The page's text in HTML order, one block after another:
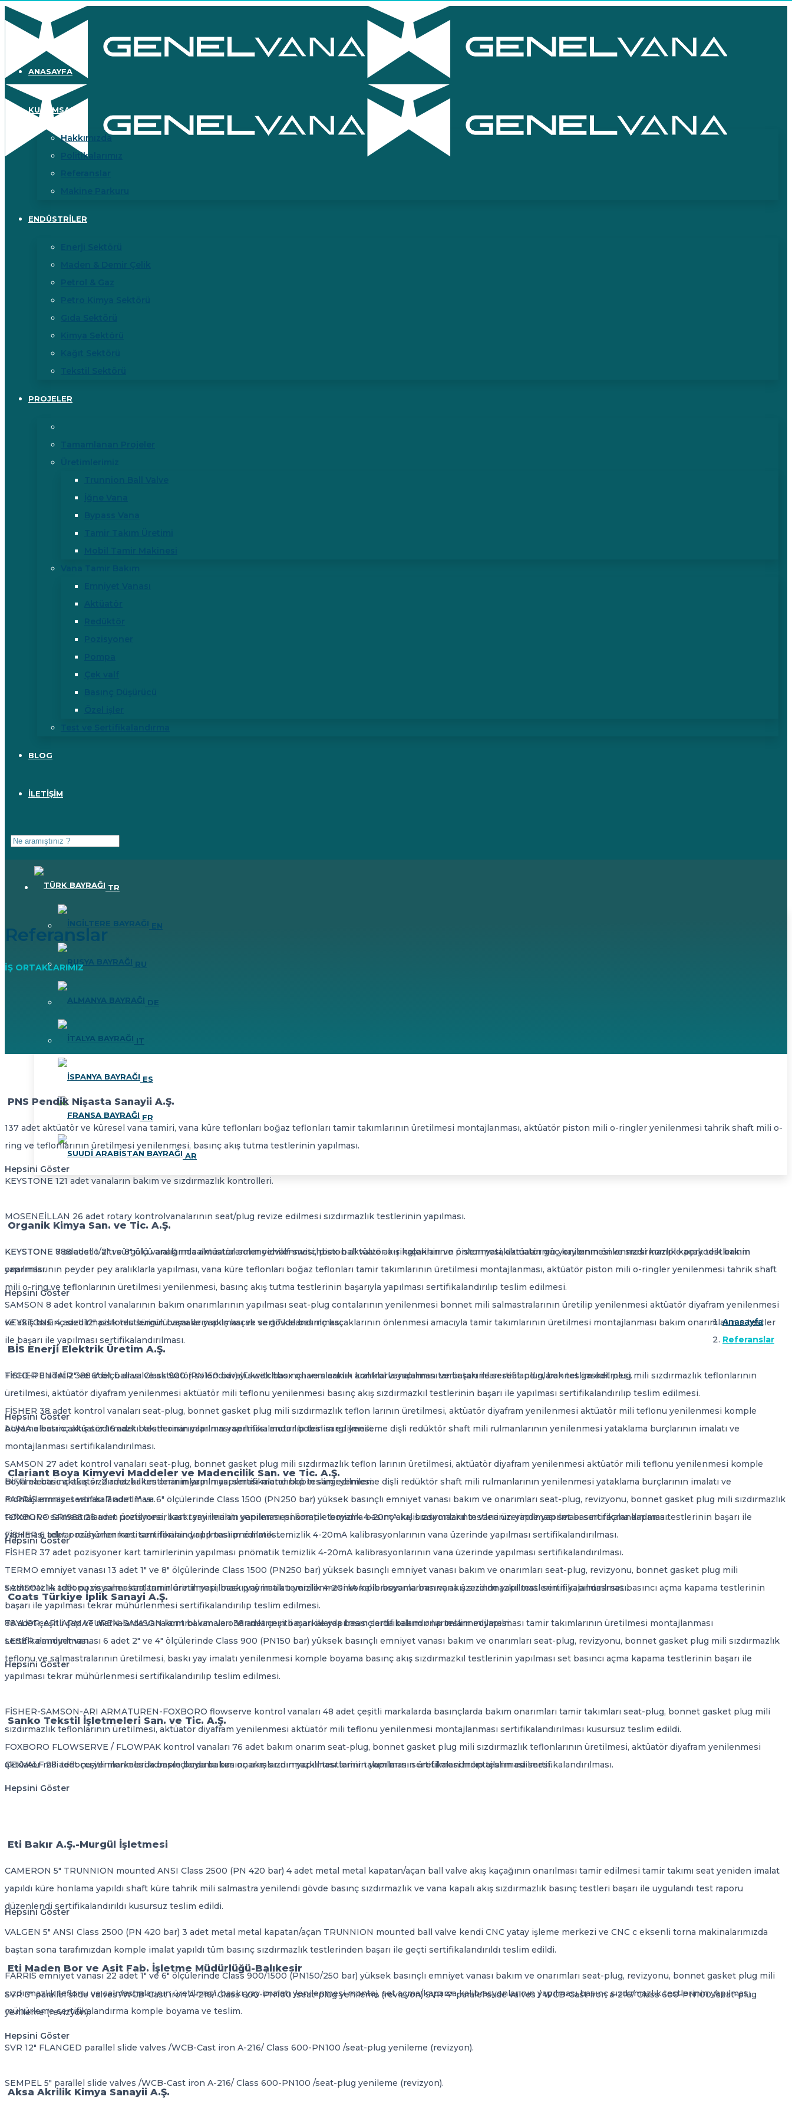
ANASAYFA
KURUMSAL
Hakkımızda
Politikalarımız
ENDÜSTRİLER
PROJELER
BLOG
İLETİŞİM
TR
EN
RU
DE
IT
ES
FR
AR
Referanslar
İŞ ORTAKLARIMIZ
Anasayfa
Referanslar
PNS Pendik Nişasta Sanayii A.Ş.
137 adet aktüatör ve küresel vana tamiri, vana küre teflonları boğaz teflonları tamir takımlarının üretilmesi montajlanması, aktüatör piston mili o-ringler yenilenmesi tahrik shaft mili o-
ring ve teflonlarının üretilmesi yenilenmesi, basınç akış tutma testlerinin yapılması.
KEYSTONE 121 adet vanaların bakım ve sızdırmazlık kontrolleri.
MOSENEİLLAN 26 adet rotary kontrolvanalarının seat/plug revize edilmesi sızdırmazlık testlerinin yapılması.
KEYSTONE 8 adet silo altı sürgülü vanaların salmastralarının yenilenmesi, piston aktüatör o-ringlerinin ve piston yataklamalarının yenilenmesi ve sızdırmazlık kaçak testlerinin
yapılması.
SAMSON 8 adet kontrol vanalarının bakım onarımlarının yapılması seat-plug contalarının yenilenmesi bonnet mili salmastralarının üretilip yenilenmesi aktüatör diyafram yenilenmesi
ve akış basınç sızdırmazlık testlerinin başaı ile yapılması ve sertifikalandırılması.
Hepsini Göster
Organik Kimya San. ve Tic. A.Ş.
KEYSTONE 788 adet 1/2" ve 8" ölçü aralığında aktüatör-solenoidvalf-switchbox-ball valve akış kaçaklarının önlenmesi, aktüatör güç kaybının önlenmesi komple peryodik bakım
onarımlarının peyder pey aralıklarla yapılması, vana küre teflonları boğaz teflonları tamir takımlarının üretilmesi montajlanması, aktüatör piston mili o-ringler yenilenmesi tahrik shaft
mili o-ring ve teflonlarının üretilmesi yenilenmesi, basınç akış tutma testlerinin başarıyla yapılması sertifikalandırılıp teslim edilmesi.
KEYSTONE 4 adet 12" pistonlu sürgülü vanaların akış kaçak ve gövde basınç kaçaklarının önlenmesi amacıyla tamir takımlarının üretilmesi montajlanması bakım onarımlarının testler
ile başarı ile yapılması sertifikalandırılması.
TYCO-PENTAİR 388 adet ball valve aktüatör solenoidvalf switchbox onarımlarının aralıklarla yapılması ve başarı ile sertifilandırılarak teslim edilmesi.
FİSHER 38 adet kontrol vanaları seat-plug, bonnet gasket plug mili sızdırmazlık teflon larının üretilmesi, aktüatör diyafram yenilenmesi aktüatör mili teflonu yenilenmesi komple
boyama basınç akış sızdırmazkıl testlerinin yapılması sertifikalandırılıp teslim edilmesi.
SAMSON 27 adet kontrol vanaları seat-plug, bonnet gasket plug mili sızdırmazlık teflon larının üretilmesi, aktüatör diyafram yenilenmesi aktüatör mili teflonu yenilenmesi komple
boyama basınç akış sızdırmazkıl testlerinin yapılması sertifikalandırılıp teslim edilmesi.
FOXBORO SRI988 28 adet pozisyoner kart tamirlerinin yapılması pnömatik temizlik 4-20mA kalibrasyonlarının vana üzerinde yapılması sertifikalandırılması.
FİSHER 37 adet pozisyoner kart tamirlerinin yapılması pnömatik temizlik 4-20mA kalibrasyonlarının vana üzerinde yapılması sertifikalandırılması.
SAMSON 14 adet pozisyoner kart tamirlerinin yapılması pnömatik temizlik 4-20mA kalibrasyonlarının vana üzerinde yapılması sertifikalandırılması.
88 adet çeşitli çap ve markalarda vanaların bakım ve onarımlarının başarı ile yapılması sertifikalandırılıp teslim edilmesi.
Hepsini Göster
BİS Enerji Elektrik Üretim A.Ş.
FİSHER 8 adet 2" ve 6" ölçü arası Class 900 (PN150 bar) yüksek basınçlı ve sıcaklık kontrol vanalarının tamir takımları seat-plug, bonnet gasket plug mili sızdırmazlık teflonlarının
üretilmesi, aktüatör diyafram yenilenmesi aktüatör mili teflonu yenilenmesi basınç akış sızdırmazkıl testlerinin başarı ile yapılması sertifikalandırılıp teslim edilmesi.
AUMA electric aktüatör 16 adet bakım onarımlarının yapılması motor bobin sargı yenileme dişli redüktör shaft mili rulmanlarının yenilenmesi yataklama burçlarının imalatı ve
montajlanması sertifikalandırılması.
BİFFİ electric aktüatör 2 adet bakım onarımlarının yapılması motor bobin sargı yenileme dişli redüktör shaft mili rulmanlarının yenilenmesi yataklama burçlarının imalatı ve
montajlanması sertifikalandırılması.
FİSHER 6 adet pozisyoner kart tamirlerinin yapılması pnömatik temizlik 4-20mA kalibrasyonlarının vana üzerinde yapılması sertifikalandırılması.
Hepsini Göster
Clariant Boya Kimyevi Maddeler ve Madencilik San. ve Tic. A.Ş.
FARRİS emniyet vanası 7 adet 1" ve 6" ölçülerinde Class 1500 (PN250 bar) yüksek basınçlı emniyet vanası bakım ve onarımları seat-plug, revizyonu, bonnet gasket plug mili sızdırmazlık
teflonu ve salmastralarının üretilmesi, baskı yay imalatı yenilenmesi komple boyama basınç akış sızdırmazkıl testlerinin yapılması set basıncı açma kapama testlerinin başarı ile
yapılması tekrar mühürlenmesi sertifikalandırılıp teslim edilmesi.
TERMO emniyet vanası 13 adet 1" ve 8" ölçülerinde Class 1500 (PN250 bar) yüksek basınçlı emniyet vanası bakım ve onarımları seat-plug, revizyonu, bonnet gasket plug mili
sızdırmazlık teflonu ve salmastralarının üretilmesi, baskı yay imalatı yenilenmesi komple boyama basınç akış sızdırmazkıl testlerinin yapılması set basıncı açma kapama testlerinin
başarı ile yapılması tekrar mühürlenmesi sertifikalandırılıp teslim edilmesi.
LESER emniyet vanası 6 adet 2" ve 4" ölçülerinde Class 900 (PN150 bar) yüksek basınçlı emniyet vanası bakım ve onarımları seat-plug, revizyonu, bonnet gasket plug mili sızdırmazlık
teflonu ve salmastralarının üretilmesi, baskı yay imalatı yenilenmesi komple boyama basınç akış sızdırmazkıl testlerinin yapılması set basıncı açma kapama testlerinin başarı ile
yapılması tekrar mühürlenmesi sertifikalandırılıp teslim edilmesi.
FİSHER-SAMSON-ARI ARMATUREN-FOXBORO flowserve kontrol vanaları 48 adet çeşitli markalarda basınçlarda bakım onarımları tamir takımları seat-plug, bonnet gasket plug mili
sızdırmazlık teflonlarının üretilmesi, aktüatör diyafram yenilenmesi aktüatör mili teflonu yenilenmesi montajlanması sertifikalandırılması kusursuz teslim edildi.
ÇEKVALF 28 adet çeşitli markalarda basınçlarda bakım onarımlarının yapılması tamir takımlarının üretilmesi montajlanması sertifikalandırılması.
Hepsini Göster
Coats Türkiye İplik Sanayi A.Ş.
TAYLOR-ARI ARMATUREN-SAMSON kontrol vanaları 38 adet çeşitli markalarda basınçlarda bakım onarımlarının yapılması tamir takımlarının üretilmesi montajlanması
sertifikalandırılması.
Hepsini Göster
Sanko Tekstil İşletmeleri San. ve Tic. A.Ş.
FOXBORO FLOWSERVE / FLOWPAK kontrol vanaları 76 adet bakım onarım seat-plug, bonnet gasket plug mili sızdırmazlık teflonlarının üretilmesi, aktüatör diyafram yenilenmesi
aktüatör mili teflonu yenilenmesi komple boyama basınç akış sızdırmazkıl testlerinin yapılması sertifikalandırılıp teslim edilmesi.
Hepsini Göster
Eti Bakır A.Ş.-Murgül İşletmesi
CAMERON 5" TRUNNION mounted ANSI Class 2500 (PN 420 bar) 4 adet metal metal kapatan/açan ball valve akış kaçağının onarılması tamir edilmesi tamir takımı seat yeniden imalat
yapıldı küre honlama yapıldı shaft küre tahrik mili salmastra yenilendi gövde basınç sızdırmazlık ve vana kapalı akış sızdırmazlık basınç testleri başarı ile uygulandı test raporu
düzenlendi sertifikalandırıldı kusursuz teslim edildi.
VALGEN 5" ANSI Class 2500 (PN 420 bar) 3 adet metal metal kapatan/açan TRUNNION mounted ball valve kendi CNC yatay işleme merkezi ve CNC c eksenli torna makinalarımızda
baştan sona tarafımızdan komple imalat yapıldı tüm basınç sızdırmazlık testlerinden başarı ile geçti sertifikalandırıldı teslim edildi.
FARRİS emniyet vanası 22 adet 1" ve 6" ölçülerinde Class 900/1500 (PN150/250 bar) yüksek basınçlı emniyet vanası bakım ve onarımları seat-plug, revizyonu, bonnet gasket plug mili
sızdırmazlık teflonu ve salmastralarının üretilmesi, baskı yay imalatı yenilenmesi montaj, set açma/kapama kalibrasyonlarının yapılması basınç sızdırmazlık testlerinin yapılması
mühürleme sertifikalandırma komple boyama ve teslim.
Hepsini Göster
Eti Maden Bor ve Asit Fab. İşletme Müdürlüğü-Balıkesir
SVR 3" parallel slide valves /WCB-Cast iron A-216/ Class 600-PN100 /seat-plug yenileme (revizyon) SVR 4" paralel slıde valves / WCB-Cast iron a-216/ Class 600-PN100 /seat-plug
yenileme (revizyon).
SVR 12" FLANGED parallel slide valves /WCB-Cast iron A-216/ Class 600-PN100 /seat-plug yenileme (revizyon).
SEMPEL 5" parallel slide valves /WCB-Cast iron A-216/ Class 600-PN100 /seat-plug yenileme (revizyon).
Hepsini Göster
Aksa Akrilik Kimya Sanayii A.Ş.